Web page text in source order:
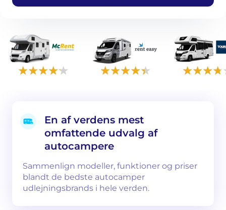
En af verdens mest
omfattende udvalg af
autocampere
Sammenlign modeller, funktioner og priser
blandt de bedste autocamper
udlejningsbrands i hele verden.